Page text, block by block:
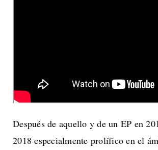
Después de aquello y de un EP en
2018 especialmente prolífico en el